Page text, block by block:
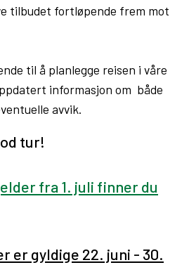
tilbudet fortløpende frem mot
til å planlegge reisen i våre
informasjon om både
avvik.
tur!
fra 1. juli finner du
er gyldige 22. juni - 30.